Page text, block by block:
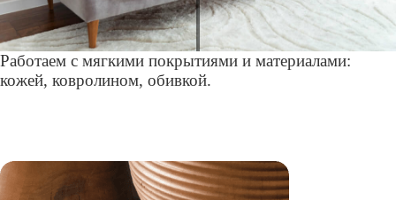
Работаем с мягкими покрытиями и материалами:
кожей, ковролином, обивкой.